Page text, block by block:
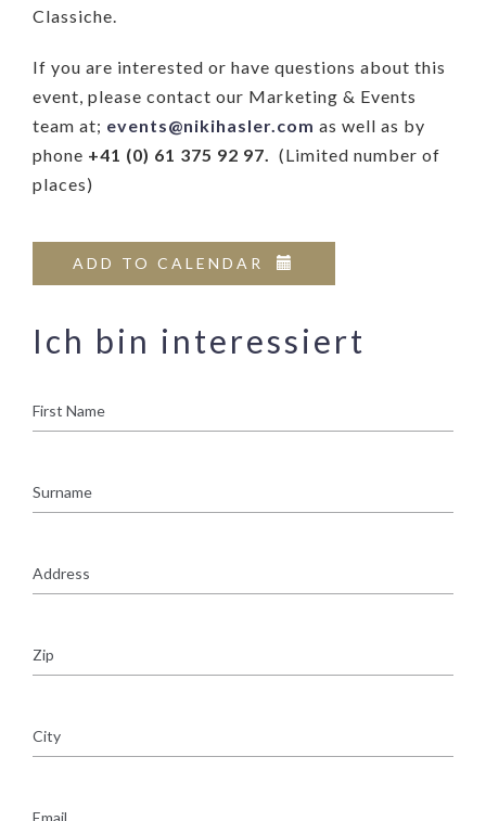
Classiche.
If you are interested or have questions about this
event, please contact our Marketing & Events
team at; events@nikihasler.com as well as by
phone +41 (0) 61 375 92 97.
(Limited number of
places)
ADD TO CALENDAR
Ich bin interessiert